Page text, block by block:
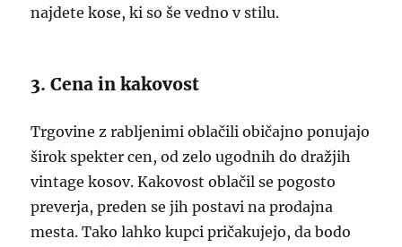
najdete kose, ki so še vedno v stilu.
3. Cena in kakovost
Trgovine z rabljenimi oblačili običajno ponujajo
širok spekter cen, od zelo ugodnih do dražjih
vintage kosov. Kakovost oblačil se pogosto
preverja, preden se jih postavi na prodajna
mesta. Tako lahko kupci pričakujejo, da bodo